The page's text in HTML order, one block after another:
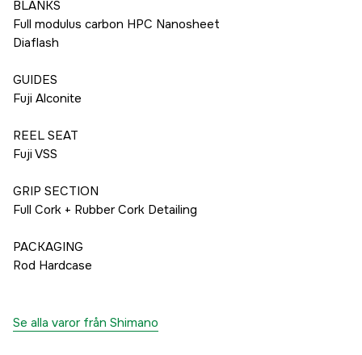
BLANKS
Full modulus carbon HPC Nanosheet
Diaflash
GUIDES
Fuji Alconite
REEL SEAT
Fuji VSS
GRIP SECTION
Full Cork + Rubber Cork Detailing
PACKAGING
Rod Hardcase
Se alla varor från Shimano